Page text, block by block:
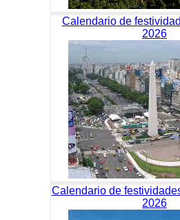
Calendario de
2026
Calendario de
2026